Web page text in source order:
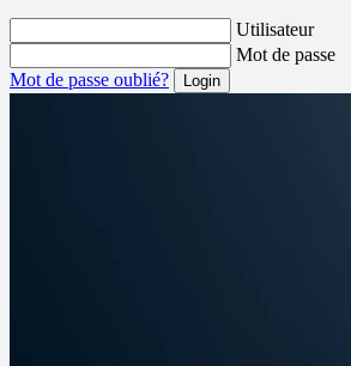
Utilisateur
Mot de passe
Mot de passe oublié?